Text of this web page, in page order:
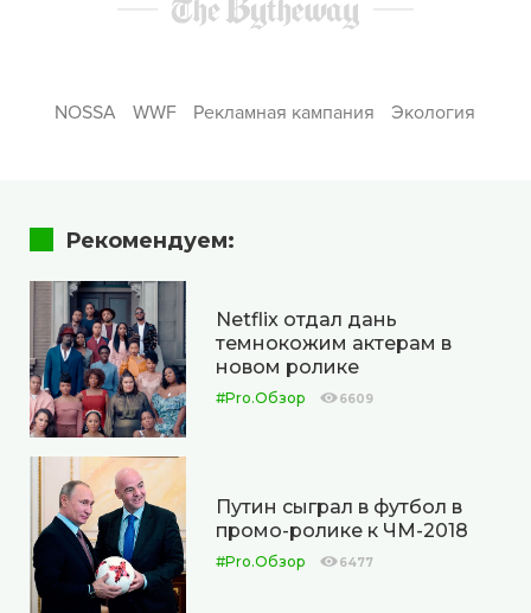
NOSSA WWF Рекламная кампания Экология
Рекомендуем:
Netflix отдал дань
темнокожим актерам в
новом ролике
#Pro.Обзор 6609
Путин сыграл в футбол в
промо-ролике к ЧМ-2018
#Pro.Обзор 6477